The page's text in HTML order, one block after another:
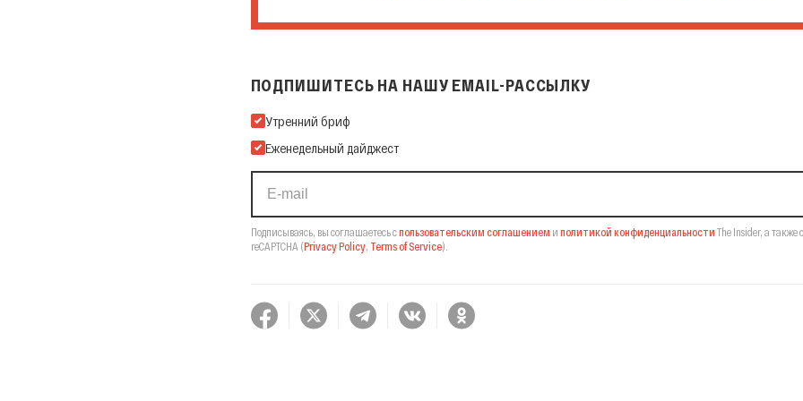
ПОДПИШИТЕСЬ НА НАШУ EMAIL-РАССЫЛКУ
Подпишитесь на нашу Email-рассылку
Утренний бриф
Еженедельный дайджест
Подписываясь, вы соглашаетесь спользовательским соглашением и политикой конфиденциальности The Insider, а также
reCAPTCHA (Privacy Policy, Terms of Service).